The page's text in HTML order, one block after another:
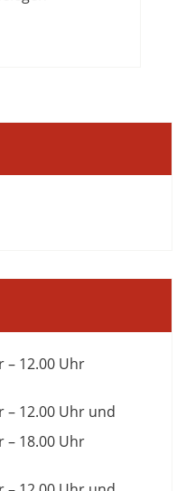
– 12.00 Uhr
– 12.00 Uhr und
– 18.00 Uhr